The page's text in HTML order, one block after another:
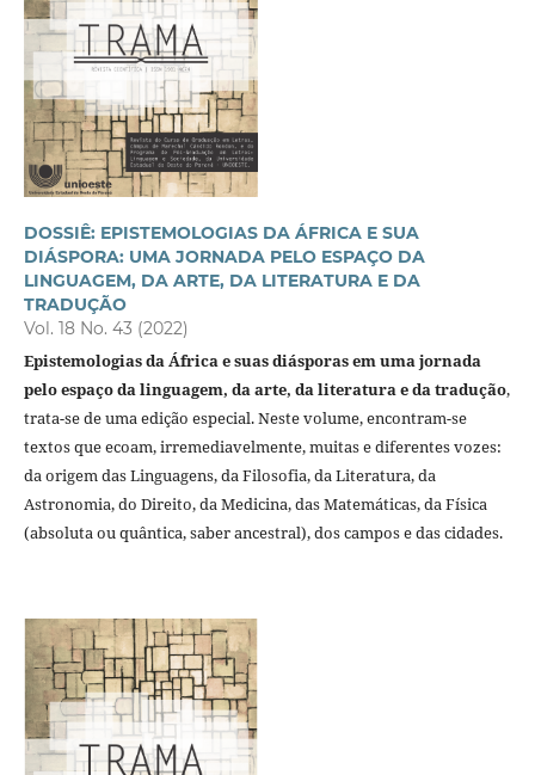
DOSSIÊ: EPISTEMOLOGIAS DA ÁFRICA E SUA
DIÁSPORA: UMA JORNADA PELO ESPAÇO DA
LINGUAGEM, DA ARTE, DA LITERATURA E DA
TRADUÇÃO
Vol. 18 No. 43 (2022)
Epistemologias da África e suas diásporas em uma jornada
pelo espaço da linguagem, da arte, da literatura e da tradução,
trata-se de uma edição especial. Neste volume, encontram-se
textos que ecoam, irremediavelmente, muitas e diferentes vozes:
da origem das Linguagens, da Filosofia, da Literatura, da
Astronomia, do Direito, da Medicina, das Matemáticas, da Física
(absoluta ou quântica, saber ancestral), dos campos e das cidades.